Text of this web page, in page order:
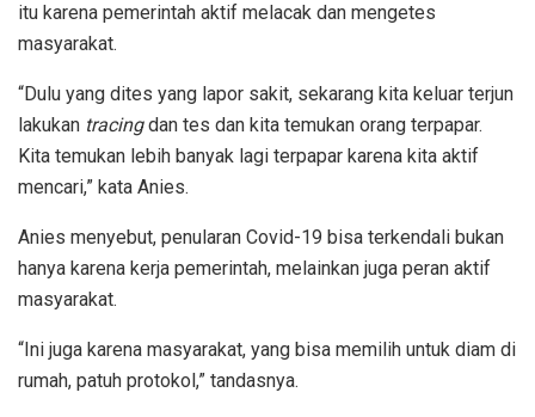
itu karena pemerintah aktif melacak dan mengetes
masyarakat.
“Dulu yang dites yang lapor sakit, sekarang kita keluar terjun
lakukan tracingdan tes dan kita temukan orang terpapar.
Kita temukan lebih banyak lagi terpapar karena kita aktif
mencari,” kata Anies.
Anies menyebut, penularan Covid-19 bisa terkendali bukan
hanya karena kerja pemerintah, melainkan juga peran aktif
masyarakat.
“Ini juga karena masyarakat, yang bisa memilih untuk diam di
rumah, patuh protokol,” tandasnya.